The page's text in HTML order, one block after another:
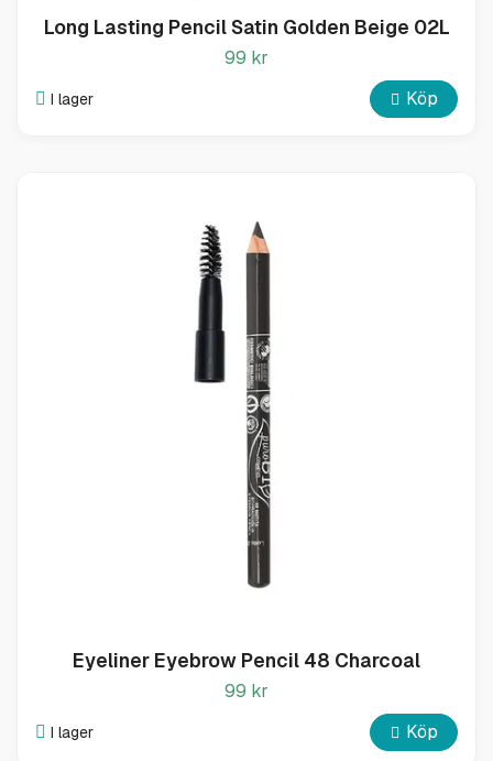
Long Lasting Pencil Satin Golden Beige 02L
99 kr
I lager Köp
Eyeliner Eyebrow Pencil 48 Charcoal
99 kr
I lager Köp